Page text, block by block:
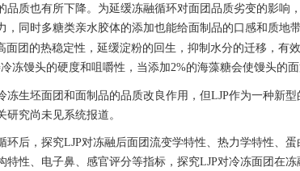
品质也有所下降。为延缓冻融循环对面团品质劣变的影响
，同时多糖类亲水胶体的添加也能给面制品的口感和质地
面团的热稳定性，延缓淀粉的回生，抑制水分的迁移，有
冻馒头的硬度和咀嚼性，当添加2%的海藻糖会使馒头的
冻生坯面团和面制品的品质改良作用，但LJP作为一种新
究尚未见系统报道。
环后，探究LJP对冻融后面团流变学特性、热力学特性、
特性、电子鼻、感官评分等指标，探究LJP对冷冻面团在